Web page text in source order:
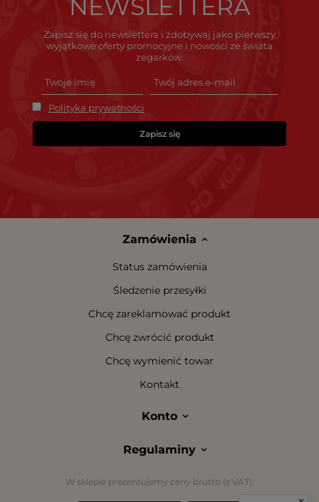
NEWSLETTERA
Zapisz się do newslettera i zdobywaj jako pierwszy
wyjątkowe oferty promocyjne i nowości ze świata
zegarków.
Polityka prywatności
Zapisz się
Zamówienia
Status zamówienia
Śledzenie przesyłki
Chcę zareklamować produkt
Chcę zwrócić produkt
Chcę wymienić towar
Kontakt
Konto
Regulaminy
W sklepie prezentujemy ceny brutto (z VAT).